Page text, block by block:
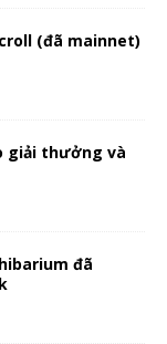
(đã mainnet)
giải thưởng và
đã